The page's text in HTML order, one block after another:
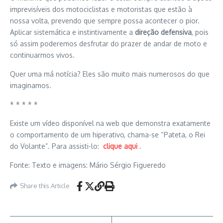
imprevisíveis dos motociclistas e motoristas que estão à
nossa volta, prevendo que sempre possa acontecer o pior.
Aplicar sistemática e instintivamente a direção defensiva, pois
só assim poderemos desfrutar do prazer de andar de moto e
continuarmos vivos.
Quer uma má notícia? Eles são muito mais numerosos do que
imaginamos.
* * * * *
Existe um vídeo disponível na web que demonstra exatamente
o comportamento de um hiperativo, chama-se “Pateta, o Rei
do Volante”. Para assisti-lo: clique aqui .
Fonte: Texto e imagens: Mário Sérgio Figueredo
Share this Article